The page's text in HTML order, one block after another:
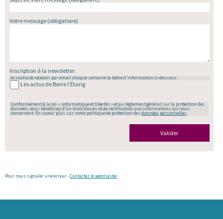
Votre message(obligatoire)
Inscription à la newsletter
Je souhaite recevoir par email chaque semaine la lettre d'information ci-dessous :
Les actus de Berre l’Étang
Conformément à la loi « informatique et libertés » et au règlement général sur la protection des
données, vous bénéficiez d’un droit d’accès et de rectification aux informations qui vous
concernent. En savoir plus sur notre politique de protection des données personnelles.
Valider
Pour nous signaler une erreur -Contactez le webmaster